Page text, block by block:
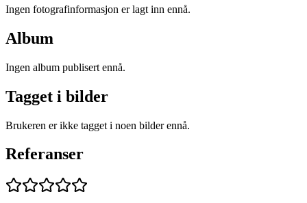
Ingen fotografinformasjon er lagt inn ennå.
Album
Ingen album publisert ennå.
Tagget i bilder
Brukeren er ikke tagget i noen bilder ennå.
Referanser